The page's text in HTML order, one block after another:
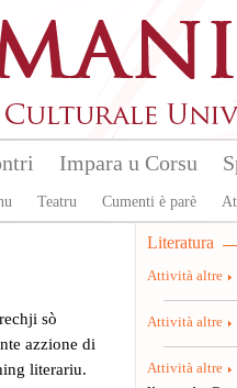
Teatru Cumenti è parè
Impara u Corsu
sò
azzione di
literariu.
Literatura
Attività altre
Attività altre
Attività altre